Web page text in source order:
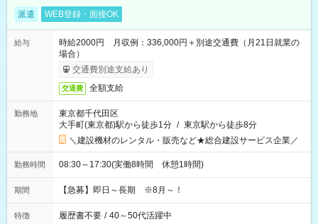
派遣 WEB登録・面接OK
給与
時給2000円 月収例：336,000円＋別途交通費（月21日就業の
場合）
交通費別途支給あり
交通費 全額支給
勤務地
東京都千代田区
大手町(東京都)駅から徒歩1分 / 東京駅から徒歩8分
＼建設機材のレンタル・販売など★総合建設サービス企業／
勤務時間 08:30～17:30(実働8時間 休憩1時間)
期間 【急募】即日～長期 ※8月～！
特徴 履歴書不要 / 40～50代活躍中